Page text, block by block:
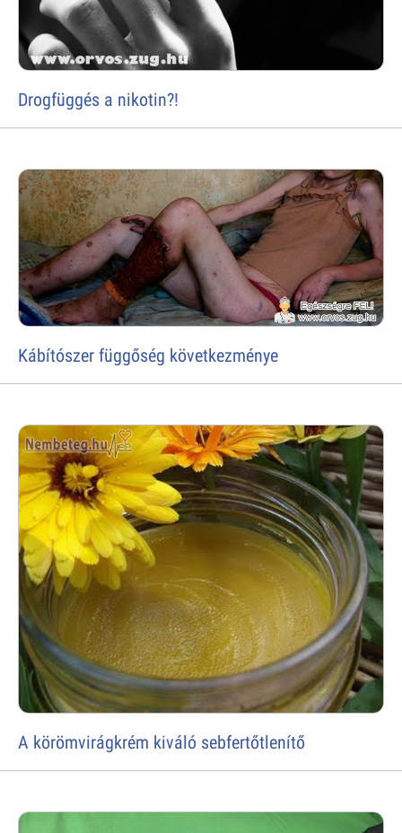
Drogfüggés a nikotin?!
Kábítószer függőség következménye
A körömvirágkrém kiváló sebfertőtlenítő